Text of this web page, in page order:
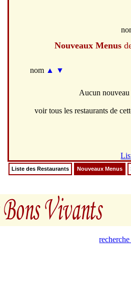
Nouveaux Menus
nom ▲ ▼
Aucun
voir tous les restaurants de
Liste des Restaurants Nouveaux Menus